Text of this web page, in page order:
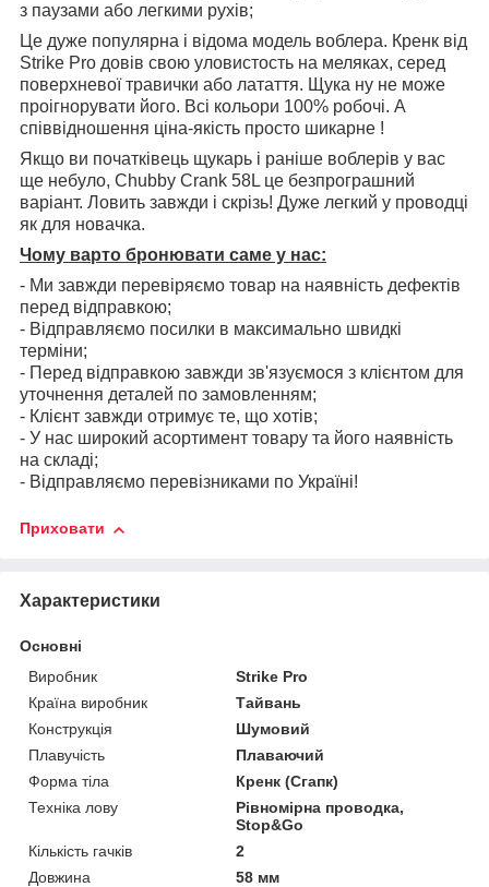
з паузами або легкими рухів;
Це дуже популярна і відома модель воблера. Кренк від
Strike Pro довів свою уловистость на меляках, серед
поверхневої травички або латаття. Щука ну не може
проігнорувати його. Всі кольори 100% робочі. А
співвідношення ціна-якість просто шикарне !
Якщо ви початківець щукарь і раніше воблерів у вас
ще небуло, Chubby Crank 58L це безпрограшний
варіант. Ловить завжди і скрізь! Дуже легкий у проводці
як для новачка.
Чому варто бронювати саме у нас:
- Ми завжди перевіряємо товар на наявність дефектів
перед відправкою;
- Відправляємо посилки в максимально швидкі
терміни;
- Перед відправкою завжди зв'язуємося з клієнтом для
уточнення деталей по замовленням;
- Клієнт завжди отримує те, що хотів;
- У нас широкий асортимент товару та його наявність
на складі;
- Відправляємо перевізниками по Україні!
Приховати
Характеристики
Основні
Виробник
Strike Pro
Країна виробник
Тайвань
Конструкція
Шумовий
Плавучість
Плаваючий
Форма тіла
Кренк (Сгапк)
Техніка лову
Рівномірна проводка,
Stop&Go
Кількість гачків
2
Довжина
58 мм